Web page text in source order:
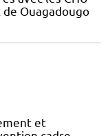
de Ouagadougo
et